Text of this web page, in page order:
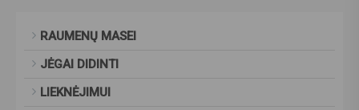
RAUMENŲ MASEI
JĖGAI DIDINTI
LIEKNĖJIMUI